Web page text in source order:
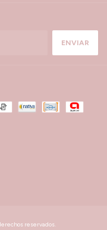
reservados.